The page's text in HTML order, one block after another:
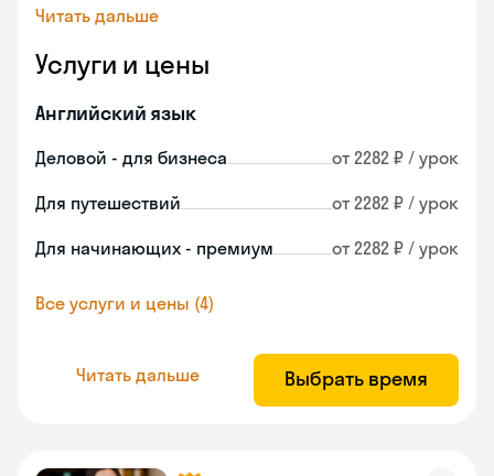
Читать дальше
Услуги и цены
Английский язык
Деловой - для бизнеса от 2282 ₽ / урок
Для путешествий от 2282 ₽ / урок
Для начинающих - премиум от 2282 ₽ / урок
Все услуги и цены (4)
Читать дальше Выбрать время